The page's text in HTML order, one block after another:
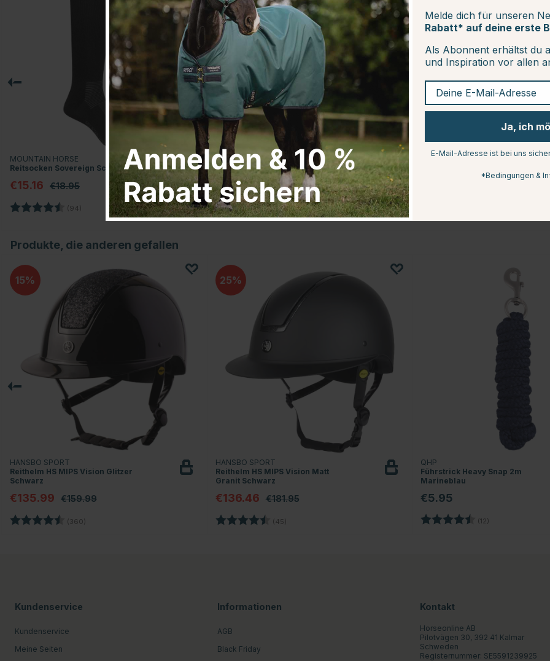
MOUNTAIN HORSE
Reitsocken Sovereign Schwarz
€15.16 €18.95
Bewertung: (94) 4.4 von 5 Sternen
EQUIPAGE
Reitsocken Lax Schwarz
€7.16 €8.95
Bewertung: (5) 4.6 von 5 Sternen
COVALLIERO
Produkte, die anderen gefallen
15
HANSBO SPORT
Reithelm HS MIPS Vision Glitzer
Schwarz
€135.99 €159.99
Bewertung: (360)
25
HANSBO SPORT
Reithelm HS MIPS Vision Matt
Granit Schwarz
€136.46 €181.95
Bewertung: (45)
QHP
Führstrick Heavy Snap 2m
Marineblau
€5.95
Bewertung: (12)
Kundenservice
Kundenservice
Meine Seiten
Informationen
AGB
Black Friday
Kontakt
Horseonline AB
Pilotvägen 30, 392 41 Kalmar
Schweden
Registernummer: SE5591239925
Melde dich für unseren
Rabatt* auf deine erste
Als Abonnent erhältst du
und Inspiration vor allen
Deine E-Mail-Adresse
Ja, ich
E-Mail-Adresse ist bei uns
*Bedingungen &